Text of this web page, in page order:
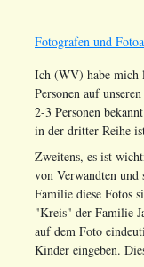
Fotografen und
Ich (WV) habe mich
Personen auf
2-3 Personen
in der dritter Reihe
Zweitens, es ist
von Verwandten und
Familie diese Fotos
"Kreis" der Familie
auf dem Foto
Kinder eingeben.